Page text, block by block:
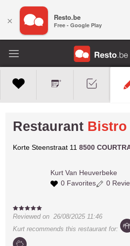
Restaurant Bistro
Korte Steenstraat 118500
Kurt Van Heuverbeke
0 Favorites
0
Reviewed on26/08/2025 11:46
Kurt recommends this restaurant for:
× Resto.be
Free - Google Play